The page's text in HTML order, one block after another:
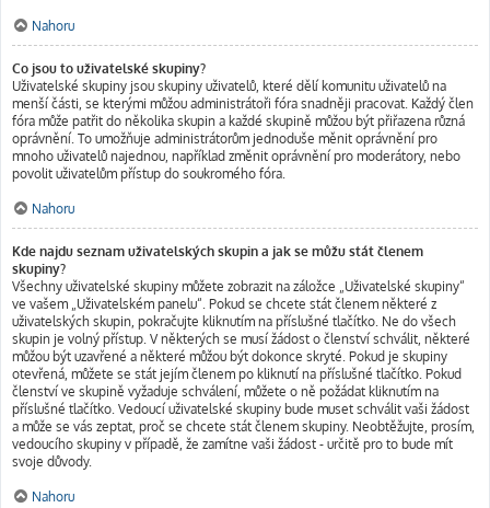
Nahoru
Co jsou to uživatelské skupiny?
Uživatelské skupiny jsou skupiny uživatelů, které dělí komunitu uživatelů na
menší části, se kterými můžou administrátoři fóra snadněji pracovat. Každý člen
fóra může patřit do několika skupin a každé skupině můžou být přiřazena různá
oprávnění. To umožňuje administrátorům jednoduše měnit oprávnění pro
mnoho uživatelů najednou, například změnit oprávnění pro moderátory, nebo
povolit uživatelům přístup do soukromého fóra.
Nahoru
Kde najdu seznam uživatelských skupin a jak se můžu stát členem
skupiny?
Všechny uživatelské skupiny můžete zobrazit na záložce „Uživatelské skupiny“
ve vašem „Uživatelském panelu“. Pokud se chcete stát členem některé z
uživatelských skupin, pokračujte kliknutím na příslušné tlačítko. Ne do všech
skupin je volný přístup. V některých se musí žádost o členství schválit, některé
můžou být uzavřené a některé můžou být dokonce skryté. Pokud je skupiny
otevřená, můžete se stát jejím členem po kliknutí na příslušné tlačítko. Pokud
členství ve skupině vyžaduje schválení, můžete o ně požádat kliknutím na
příslušné tlačítko. Vedoucí uživatelské skupiny bude muset schválit vaši žádost
a může se vás zeptat, proč se chcete stát členem skupiny. Neobtěžujte, prosím,
vedoucího skupiny v případě, že zamítne vaši žádost - určitě pro to bude mít
svoje důvody.
Nahoru